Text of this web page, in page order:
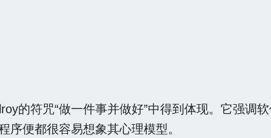
的符咒“做一件事并做好”中得到体现。它强调
序便都很容易想象其心理模型。